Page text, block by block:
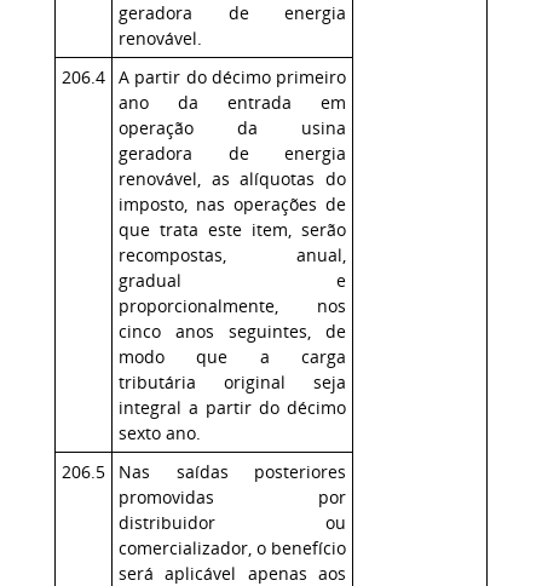
geradora de energia
renovável.
206.4 A partir do décimo primeiro
ano da entrada em
operação da usina
geradora de energia
renovável, as alíquotas do
imposto, nas operações de
que trata este item, serão
recompostas, anual,
gradual e
proporcionalmente, nos
cinco anos seguintes, de
modo que a carga
tributária original seja
integral a partir do décimo
sexto ano.
206.5
Nas saídas posteriores
promovidas por
distribuidor ou
comercializador, o benefício
será aplicável apenas aos